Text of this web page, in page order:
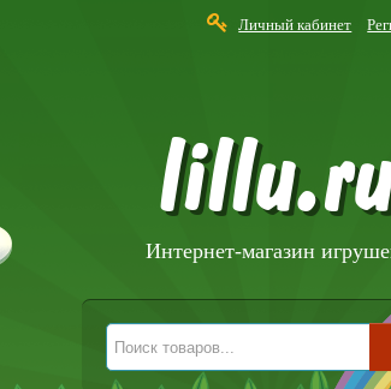
Личный кабинет
lillu.ru
Интернет-магазин